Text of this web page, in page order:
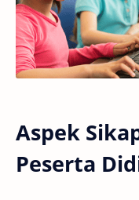
Aspek
Peserta